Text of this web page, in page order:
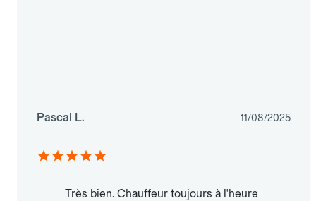
Pascal L. 11/08/2025
Très bien. Chauffeur toujours à l'heure